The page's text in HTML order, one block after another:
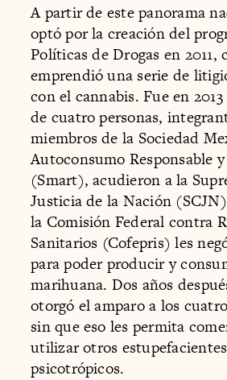
A partir de este panorama
optó por la creación del
Políticas de Drogas en 2011,
emprendió una serie de
con el cannabis. Fue en
de cuatro personas,
miembros de la Sociedad
Autoconsumo Responsable
(Smart), acudieron a la
Justicia de la Nación
la Comisión Federal contra
Sanitarios (Cofepris) les
para poder producir y
marihuana. Dos años
otorgó el amparo a los
sin que eso les permita
utilizar otros
psicotrópicos.